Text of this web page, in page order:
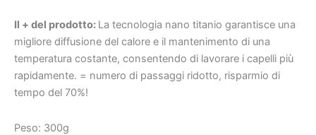
Il + del prodotto: La tecnologia nano titanio garantisce una
migliore diffusione del calore e il mantenimento di una
temperatura costante, consentendo di lavorare i capelli più
rapidamente. = numero di passaggi ridotto, risparmio di
tempo del 70%!
Peso: 300g